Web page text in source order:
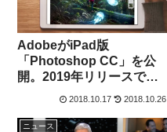
AdobeがiPad版
「Photoshop CC」を公
開。2019年リリースで
Apple Pencilにも対応し
2018.10.17 2018.10.26
ニュース